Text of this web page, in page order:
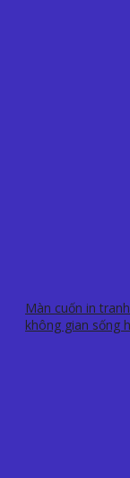
Màn cuốn in
không gian sống